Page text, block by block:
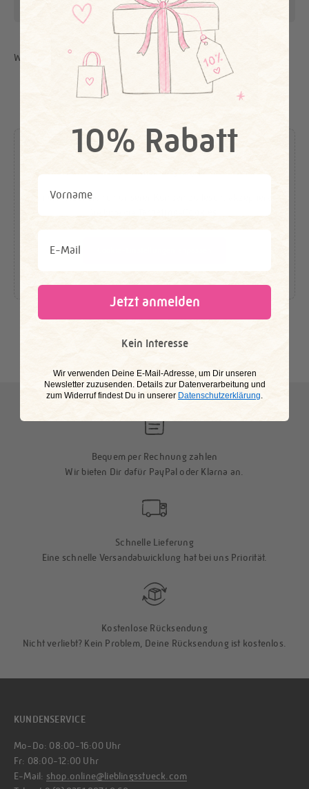
Weitere tolle Styles für dich
Um die Rezensionen unserer Kunden zu lesen, akzeptieren
This is my happy place
Bequem per Rechnung zahlen
Wir bieten Dir dafür PayPal oder Klarna an.
Schnelle Lieferung
Eine schnelle Versandabwicklung hat bei uns Priorität.
Kostenlose Rücksendung
Nicht verliebt? Kein Problem, Deine Rücksendung ist kostenlos.
KUNDENSERVICE
Mo-Do: 08:00-16:00 Uhr
Fr: 08:00-12:00 Uhr
E-Mail: shop.online@lieblingsstueck.com
10% Rabatt
First Name
Jetzt anmelden
Kein Interesse
​Wir verwenden Deine E-Mail-Adresse, um Dir unseren
Newsletter zuzusenden. Details zur Datenverarbeitung und
zum Widerruf findest Du in unserer Datenschutzerklärung